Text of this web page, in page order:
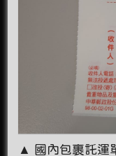
▲ 國內包裹託運